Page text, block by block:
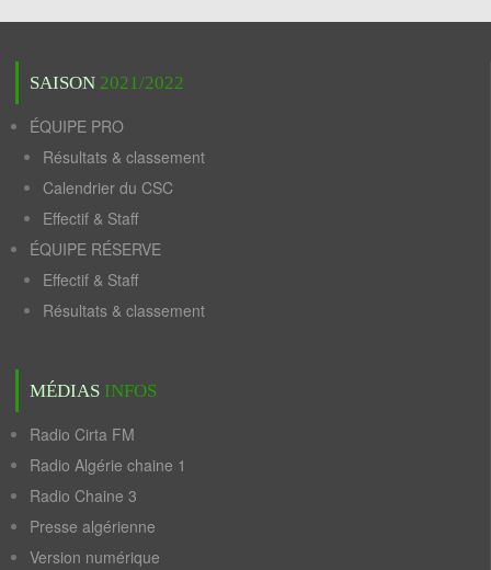
SAISON 2021/2022
ÉQUIPE PRO
Résultats & classement
Calendrier du CSC
Effectif & Staff
ÉQUIPE RÉSERVE
Effectif & Staff
Résultats & classement
MÉDIAS INFOS
Radio Cirta FM
Radio Algérie chaine 1
Radio Chaine 3
Presse algérienne
Version numérique